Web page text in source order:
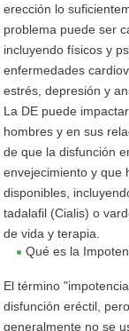
erección lo
problema puede ser
incluyendo físicos y
enfermedades
estrés, depresión y
La DE puede
hombres y en sus
de que la disfunción
envejecimiento y que
disponibles,
tadalafil (Cialis) o
de vida y terapia.
Qué es la
El término
disfunción eréctil,
generalmente no se